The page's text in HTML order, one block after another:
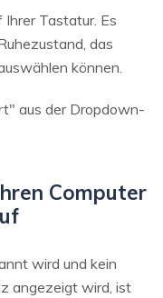
Tastatur. Es
das
können.
aus der Dropdown-
Computer
wird und kein
angezeigt wird, ist